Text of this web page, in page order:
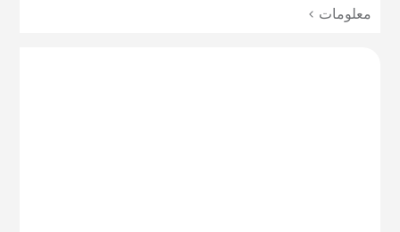
معلومات >